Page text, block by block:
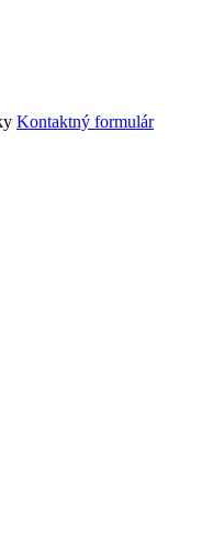
Kontaktný formulár